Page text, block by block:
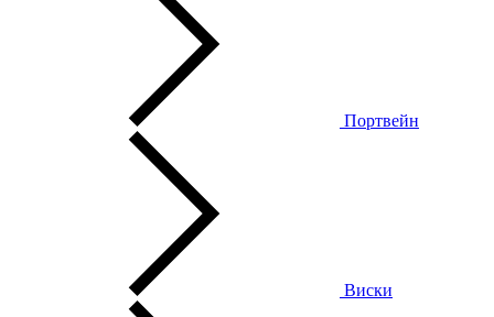
Портвейн
Виски